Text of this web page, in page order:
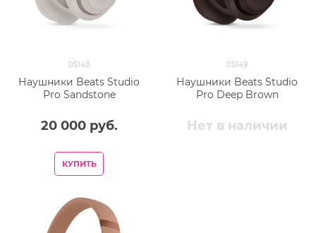
05148
Наушники Beats Studio
Pro Sandstone
20 000 руб.
КУПИТЬ
05149
Наушники Beats Studio
Pro Deep Brown
Нет в наличии